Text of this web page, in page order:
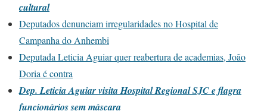
cultural
Deputados denunciam irregularidades no Hospital de
Campanha do Anhembi
Deputada Leticia Aguiar quer reabertura de academias, João
Doria é contra
Dep. Leticia Aguiar visita Hospital Regional SJC e flagra
funcionários sem máscara